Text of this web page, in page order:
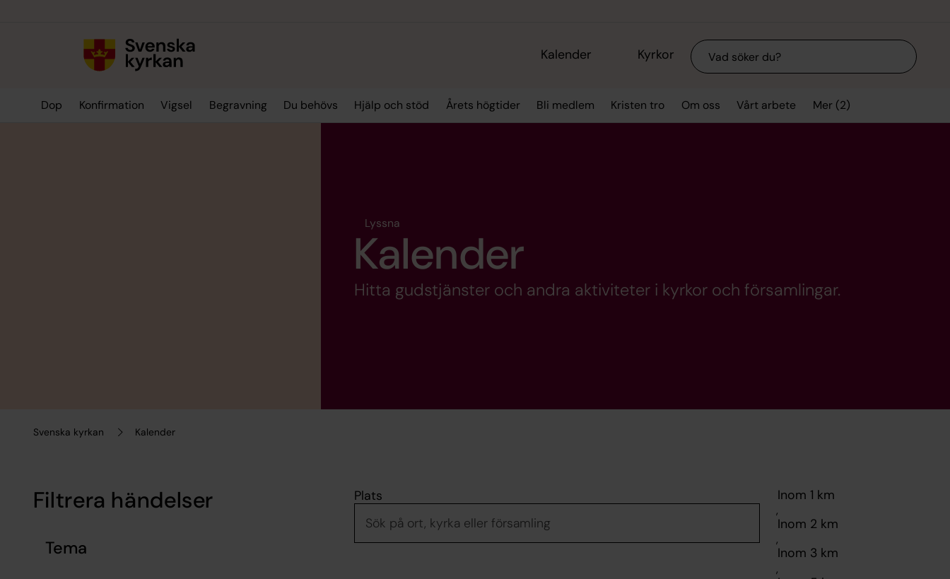
Kalender Kyrkor Sök
Dop Konfirmation Vigsel Begravning Du behövs Hjälp och stöd Årets högtider Bli medlem Kristen tro Om oss Vårt arbete Mer (2)
Svenska kyrkan Kalender
Lyssna
Kalender
Hitta gudstjänster och andra aktiviteter i kyrkor och församlingar.
Filtrera händelser
Tema
Plats
,
,
,